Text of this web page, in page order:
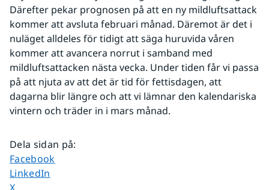
Därefter pekar prognosen på att en ny mildluftsattack
kommer att avsluta februari månad. Däremot är det i
nuläget alldeles för tidigt att säga huruvida våren
kommer att avancera norrut i samband med
mildluftsattacken nästa vecka. Under tiden får vi passa
på att njuta av att det är tid för fettisdagen, att
dagarna blir längre och att vi lämnar den kalendariska
vintern och träder in i mars månad.
Dela sidan på:
Dela sidan på
Facebook
Dela sidan på
LinkedIn
Dela sidan på